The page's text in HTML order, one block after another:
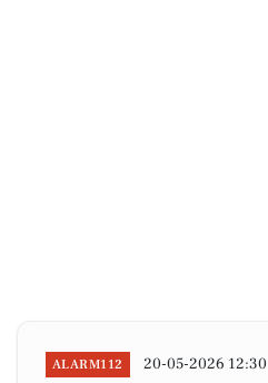
ALARM112 20-05-2026 12:30